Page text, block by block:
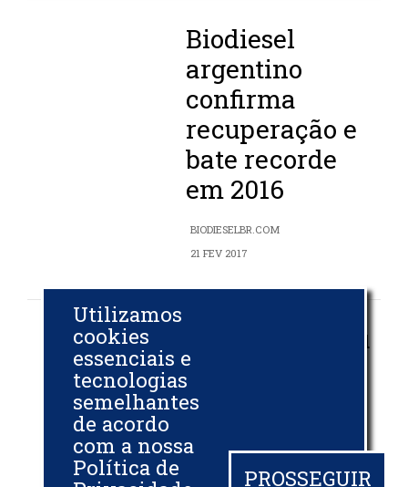
Biodiesel
argentino
confirma
recuperação e
bate recorde
em 2016
BIODIESELBR.COM
21 FEV 2017
Brasil exportou
92 milhões de
litros de diesel
BIODIESELBR.COM
Utilizamos
cookies
essenciais e
tecnologias
semelhantes
de acordo
com a nossa
Política de
PROSSEGUIR